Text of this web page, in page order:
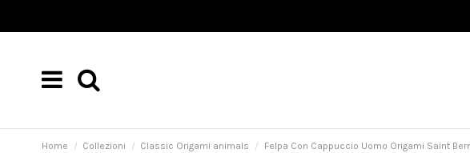
Home Collezioni Classic Origami animals Felpa Con Cappuccio Uomo Origami Saint